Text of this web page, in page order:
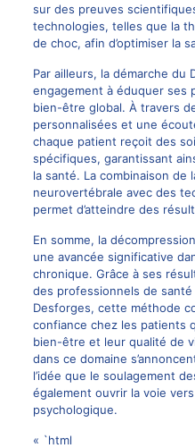
sur des preuves
technologies, telles que la
de choc, afin d’optimiser la
Par ailleurs, la démarche du
engagement à éduquer ses
bien-être global. À travers
personnalisées et une
chaque patient reçoit des
spécifiques, garantissant
la santé. La combinaison de
neurovertébrale avec des
permet d’atteindre des
En somme, la
une avancée significative
chronique. Grâce à ses
des professionnels de santé
Desforges, cette méthode
confiance chez les patients
bien-être et leur qualité de
dans ce domaine
l’idée que le soulagement
également ouvrir la voie
psychologique.
« `html